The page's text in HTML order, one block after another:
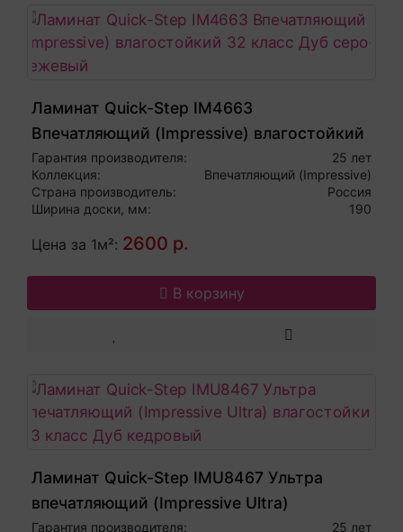
Ламинат Quick-Step IM4663
Впечатляющий (Impressive) влагостойкий
32 класс Дуб серо-бежевый
Гарантия производителя:
25 лет
Коллекция:
Впечатляющий (Impressive)
Страна производитель:
Россия
Ширина доски, мм:
190
Цена за 1м²: 2600 р.
В корзину
Ламинат Quick-Step IMU8467 Ультра
впечатляющий (Impressive Ultra)
влагостойкий 33 класс Дуб кедровый
Гарантия производителя: 25 лет